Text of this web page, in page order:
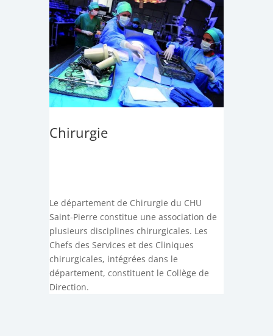
Chirurgie
Le département de Chirurgie du CHU
Saint-Pierre constitue une association de
plusieurs disciplines chirurgicales. Les
Chefs des Services et des Cliniques
chirurgicales, intégrées dans le
département, constituent le Collège de
Direction.